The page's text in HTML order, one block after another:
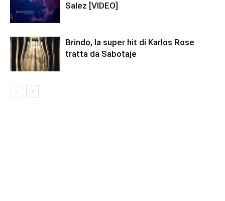
Salez [VIDEO]
Brindo, la super hit di Karlos Rose
tratta da Sabotaje